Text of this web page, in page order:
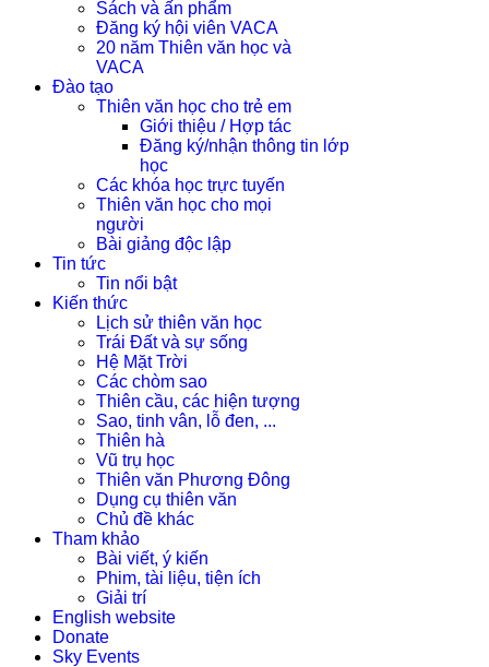
Sách và ấn phẩm
Đăng ký hội viên VACA
20 năm Thiên văn học và
VACA
Đào tạo
Thiên văn học cho trẻ em
Giới thiệu / Hợp tác
Đăng ký/nhận thông tin lớp
học
Các khóa học trực tuyến
Thiên văn học cho mọi
người
Bài giảng độc lập
Tin tức
Tin nổi bật
Kiến thức
Lịch sử thiên văn học
Trái Đất và sự sống
Hệ Mặt Trời
Các chòm sao
Thiên cầu, các hiện tượng
Sao, tinh vân, lỗ đen, ...
Thiên hà
Vũ trụ học
Thiên văn Phương Đông
Dụng cụ thiên văn
Chủ đề khác
Tham khảo
Bài viết, ý kiến
Phim, tài liệu, tiện ích
Giải trí
English website
Donate
Sky Events